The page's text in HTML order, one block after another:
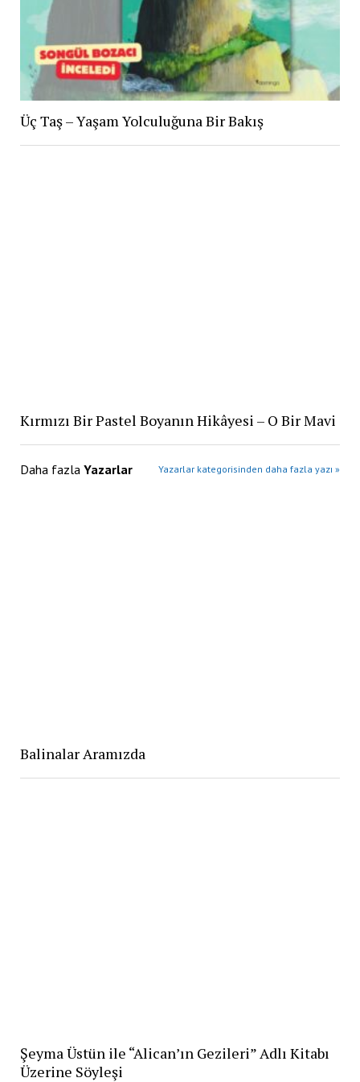
Üç Taş – Yaşam Yolculuğuna Bir Bakış
Kırmızı Bir Pastel Boyanın Hikâyesi – O Bir Mavi
Daha fazla Yazarlar Yazarlar kategorisinden daha fazla yazı »
Balinalar Aramızda
Şeyma Üstün ile “Alican’ın Gezileri” Adlı Kitabı
Üzerine Söyleşi